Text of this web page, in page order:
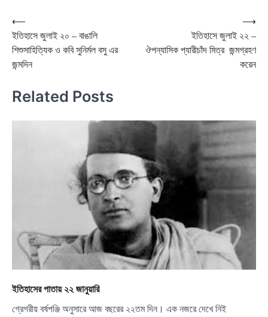
Post
navigation
⟵
ইতিহাসে জুলাই ২০ – বাঙালি
শিশুসাহিত্যিক ও কবি সুনির্মল বসু এর
জন্মদিন
ইতিহাসে জুলাই ২২ –
ঔপন্যাসিক প্যারীচাঁদ মিত্র জন্মগ্রহণ
করেন
⟶
Related Posts
ইতিহাসের পাতায় ২২ জানুয়ারি
গ্রেগরীয় বর্ষপঞ্জি অনুসারে আজ বছরের ২২তম দিন। এক নজরে দেখে নিই